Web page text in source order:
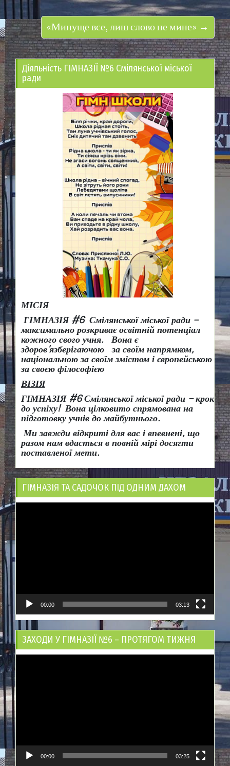
«Минуще все, лиш слово не мине» →
Діяльність ГІМНАЗІЇ №6 Смілянської міської
ради
МІСІЯ
ГІМНАЗІЯ #6 Смілянської міської ради –
максимально розкриває освітній потенціал
кожного свого учня.
Вона є
здоров’язберігаючою за своїм напрямком,
національною за своїм змістом і європейською
за своєю філософією
ВІЗІЯ
ГІМНАЗІЯ #6 Смілянської міської ради – крок
до успіху! Вона цілковито спрямована на
підготовку учнів до майбутнього.
Ми завжди відкриті для вас і впевнені, що
разом нам вдасться в повній мірі досягти
поставленої мети.
ГІМНАЗІЯ ТА САДОЧОК ПІД ОДНИМ ДАХОМ
00:00 03:13
ЗАХОДИ У ГІМНАЗІЇ №6 – ПРОТЯГОМ ТИЖНЯ
00:00 03:25